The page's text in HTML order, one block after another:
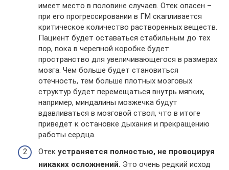
имеет место в половине случаев. Отек опасен –
при его прогрессировании в ГМ скапливается
критическое количество растворенных веществ.
Пациент будет оставаться стабильным до тех
пор, пока в черепной коробке будет
пространство для увеличивающегося в размерах
мозга. Чем больше будет становиться
отечность, тем больше плотных мозговых
структур будет перемещаться внутрь мягких,
например, миндалины мозжечка будут
вдавливаться в мозговой ствол, что в итоге
приведет к остановке дыхания и прекращению
работы сердца.
Отек устраняется полностью, не провоцируя
никаких осложнений. Это очень редкий исход